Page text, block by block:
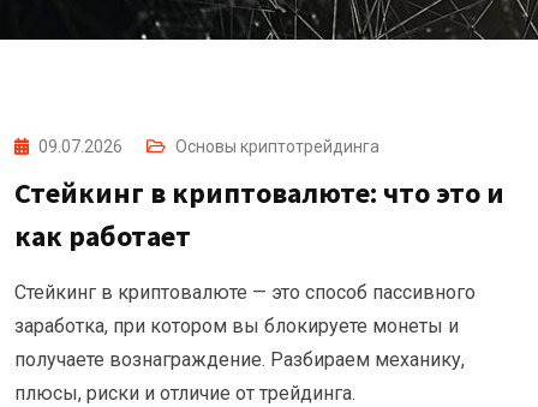
09.07.2026 Основы криптотрейдинга
Стейкинг в криптовалюте: что это и
как работает
Стейкинг в криптовалюте — это способ пассивного
заработка, при котором вы блокируете монеты и
получаете вознаграждение. Разбираем механику,
плюсы, риски и отличие от трейдинга.